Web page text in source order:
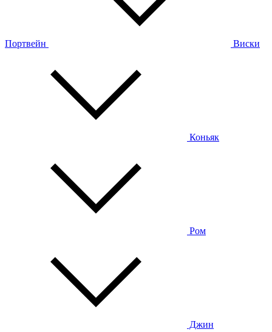
Портвейн Виски
Коньяк
Ром
Джин